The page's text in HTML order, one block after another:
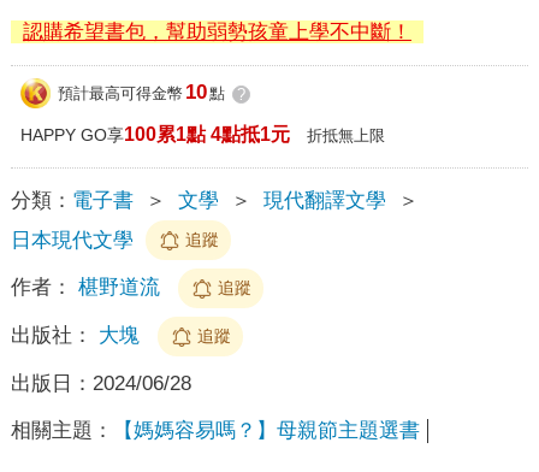
認購希望書包，幫助弱勢孩童上學不中斷！
預計最高可得金幣 10點 ?
HAPPY GO享100累1點 4點抵1元 折抵無上限
分類： 電子書 ＞ 文學 ＞ 現代翻譯文學
＞
日本現代文學
追蹤
作者： 椹野道流 追蹤
出版社： 大塊 追蹤
出版日： 2024/06/28
相關主題： 【媽媽容易嗎？】母親節主題選書